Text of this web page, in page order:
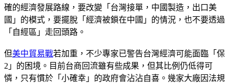
確的經濟發展路線，要改變「台灣接單，中國製造，出口美
國」的模式，要擺脫「經濟被鎖在中國」的情況，也不要透過
「自經區」走回頭路。
但美中貿易戰若加重，不少專家已警告台灣經濟可能面臨「保
2」的困境。目前台商回流雖有些成果，但其比例仍低得可
憐，只有慣於「小確幸」的政府會沾沾自喜。幾家大廠因法規